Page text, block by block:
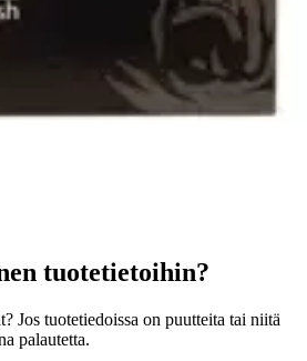
puun, metallien ja tasoitteiden
Black & Decker multi -ja Ryobi
K80. Pakkaus sisältää 5
tuotetietoihin?
Jos tuotetiedoissa on puutteita tai niitä
palautetta.